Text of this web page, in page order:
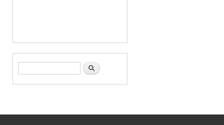
Form di ricerca Cerca